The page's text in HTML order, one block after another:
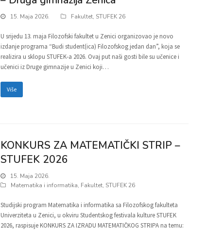
15. Maja 2026. Fakultet, STUFEK 26
U srijedu 13. maja Filozofski fakultet u Zenici organizovao je novo
izdanje programa “Budi student(ica) Filozofskog jedan dan”, koja se
realizira u sklopu STUFEK-a 2026. Ovaj put naši gosti bile su učenice i
učenici iz Druge gimnazije u Zenici koji…
Više
KONKURS ZA MATEMATIČKI STRIP –
STUFEK 2026
15. Maja 2026.
Matematika i informatika, Fakultet, STUFEK 26
Studijski program Matematika i informatika sa Filozofskog fakulteta
Univerziteta u Zenici, u okviru Studentskog festivala kulture STUFEK
2026, raspisuje KONKURS ZA IZRADU MATEMATIČKOG STRIPA na temu: